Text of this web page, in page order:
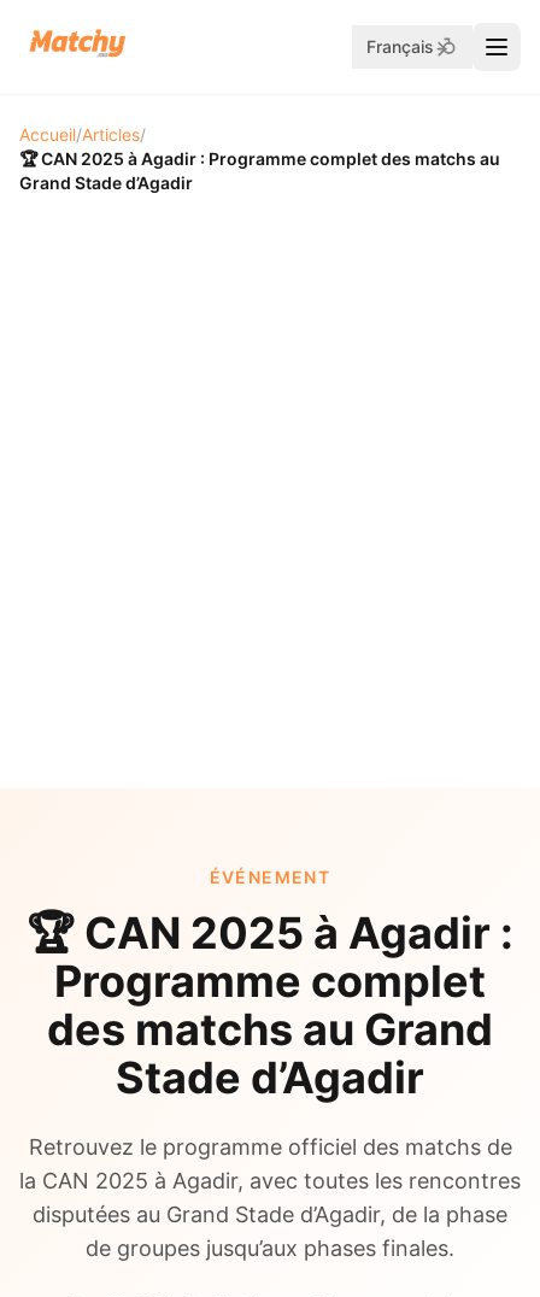
Français
Accueil/Articles/
🏆 CAN 2025 à Agadir : Programme complet des matchs au
Grand Stade d’Agadir
ÉVÉNEMENT
🏆 CAN 2025 à Agadir :
Programme complet
des matchs au Grand
Stade d’Agadir
Retrouvez le programme officiel des matchs de
la CAN 2025 à Agadir, avec toutes les rencontres
disputées au Grand Stade d’Agadir, de la phase
de groupes jusqu’aux phases finales.